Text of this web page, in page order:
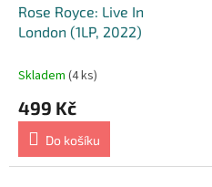
Rose Royce: Live In
London (1LP, 2022)
Skladem (4 ks)
499 Kč
Do košíku